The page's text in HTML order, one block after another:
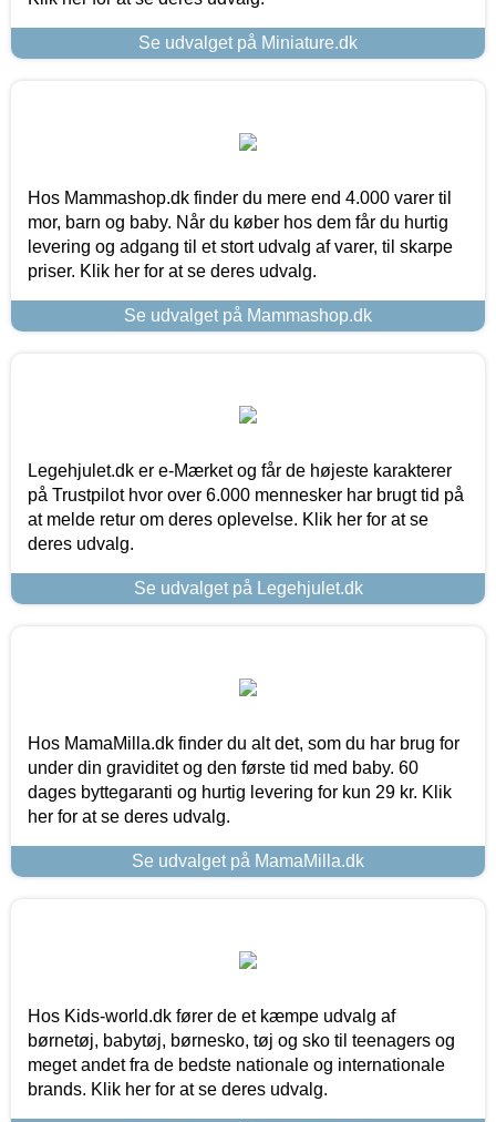
Se udvalget på Miniature.dk
Hos Mammashop.dk finder du mere end 4.000 varer til
mor, barn og baby. Når du køber hos dem får du hurtig
levering og adgang til et stort udvalg af varer, til skarpe
priser. Klik her for at se deres udvalg.
Se udvalget på Mammashop.dk
Legehjulet.dk er e-Mærket og får de højeste karakterer
på Trustpilot hvor over 6.000 mennesker har brugt tid på
at melde retur om deres oplevelse. Klik her for at se
deres udvalg.
Se udvalget på Legehjulet.dk
Hos MamaMilla.dk finder du alt det, som du har brug for
under din graviditet og den første tid med baby. 60
dages byttegaranti og hurtig levering for kun 29 kr. Klik
her for at se deres udvalg.
Se udvalget på MamaMilla.dk
Hos Kids-world.dk fører de et kæmpe udvalg af
børnetøj, babytøj, børnesko, tøj og sko til teenagers og
meget andet fra de bedste nationale og internationale
brands. Klik her for at se deres udvalg.